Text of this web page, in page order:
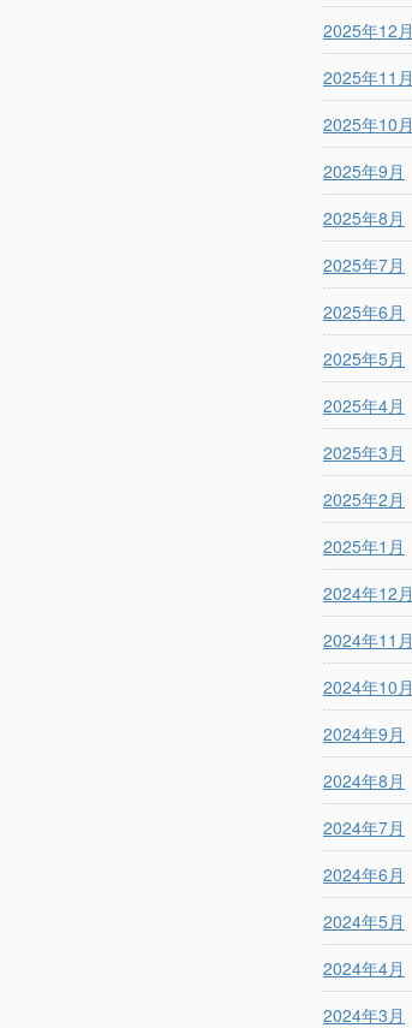
2025年12月
2025年11月
2025年10月
2025年9月
2025年8月
2025年7月
2025年6月
2025年5月
2025年4月
2025年3月
2025年2月
2025年1月
2024年12月
2024年11月
2024年10月
2024年9月
2024年8月
2024年7月
2024年6月
2024年5月
2024年4月
2024年3月